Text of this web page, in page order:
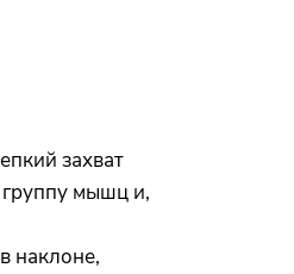
захват
группу мышц и,
наклоне,